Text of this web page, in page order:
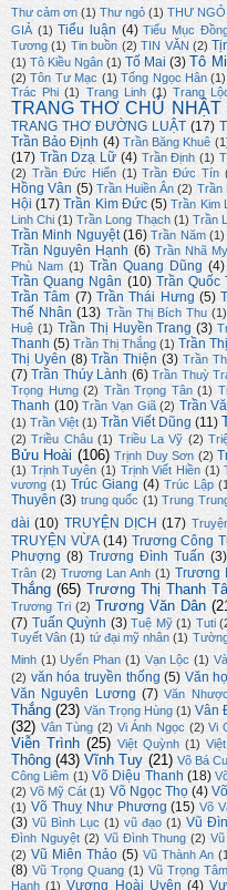
Thư cảm ơn (1) Thư ngỏ (1) THƯ NGỎ
GIẢ (1) Tiểu luận (4) Tiểu Mục
Tương (1) Tin buồn (2) TIN VĂN (2)
(1) Tô Kiều Ngân (1) Tố Mai (3) Tô
(2) Tôn Tư Mạc (1) Tống Ngọc Hân (1)
Trác Phi (1) Trang Linh (1) Trang
TRANG THƠ CHỦ NHẬT
TRANG THƠ ĐƯỜNG LUẬT (17)
Trần Bảo Định (4) Trần Băng Khuê
(17) Trần Dzạ Lữ (4) Trần Định (1)
(2) Trần Đức Hiển (1) Trần Đức Tín
Hồng Vân (5) Trần Huiền Ân (2) Trần
Hội (17) Trần Kim Đức (5) Trần Kim
Linh Chi (1) Trần Long Thạch (1) Trần
Trần Minh Nguyệt (16) Trần Năm (1)
Trần Nguyên Hạnh (6) Trần Nhã My
Phù Nam (1) Trần Quang Dũng (4)
Trần Quang Ngân (10) Trần Quốc
Trần Tâm (7) Trần Thái Hưng (5)
Thế Nhân (13) Trần Thị Bích Thu (1)
Huệ (1) Trần Thị Huyền Trang (3)
Thanh (5) Trần Thị Thắng (1) Trần
Thị Uyên (8) Trần Thiện (3) Trần
(7) Trần Thúy Lành (6) Trần Thuỳ
Trọng Hưng (2) Trần Trọng Tân (1)
Thanh (10) Trần Vạn Giã (2) Trần
(1) Trần Việt (1) Trần Viết Dũng (11)
(2) Triều Châu (1) Triều La Vỹ (2)
Bửu Hoài (106) Trịnh Duy Sơn (2)
(1) Trịnh Tuyên (1) Trịnh Viết Hiền (1)
vương (1) Trúc Giang (4) Trúc Lập
Thuyên (3) trung quốc (1) Trung
dài (10) TRUYỆN DỊCH (17)
TRUYỆN VỪA (14) Trương Công
Phượng (8) Trương Đình Tuấn (3)
Trân (2) Trương Lan Anh (1) Trương
Thắng (65) Trương Thị Thanh
Trương Tri (2) Trương Văn Dân
(7) Tuấn Quỳnh (3) Tuệ Mỹ (1) Tuti
Tuyết Vân (1) tứ đại mỹ nhân (1)
Minh (1) Uyển Phan (1) Vạn Lộc (1)
(2) văn hóa truyền thống (5) Văn
Văn Nguyên Lương (7) Văn
Thắng (23) Văn Trọng Hùng (1) Vân
(32) Vân Tùng (2) Vi Ánh Ngọc (2) Vi
Viễn Trình (25) Việt Quỳnh (1)
Thông (43) Vĩnh Tuy (21) Võ Bá
Công Liêm (1) Võ Diệu Thanh (18)
(2) Võ Mỹ Cát (1) Võ Ngọc Thọ (4)
(1) Võ Thuỵ Như Phương (15) Võ
(3) Vũ Bình Lục (1) vũ đạo (1) Vũ
Đình Nguyệt (2) Vũ Đình Thung (2)
(2) Vũ Miên Thảo (5) Vũ Thành An
(8) Vũ Trọng Quang (1) Vũ Trọng Tâm
Hạnh (1) Vương Hoài Uyên (4)